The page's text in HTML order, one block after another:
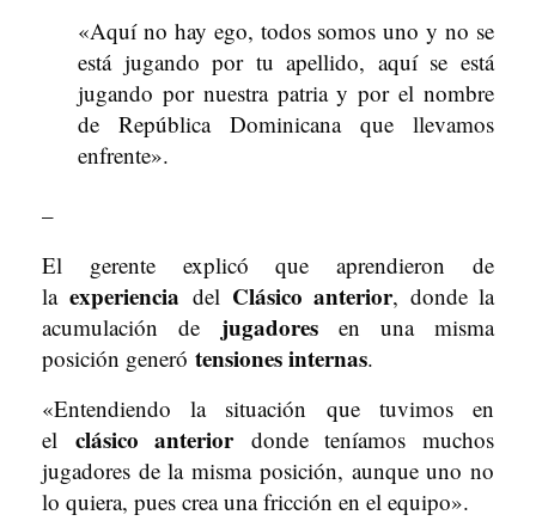
«Aquí no hay ego, todos somos uno y no se
está jugando por tu apellido, aquí se está
jugando por nuestra patria y por el nombre
de República Dominicana que llevamos
enfrente».
–
El gerente explicó que aprendieron de
laexperiencia del Clásico anterior, donde la
acumulación de jugadoresen una misma
posición generó tensiones internas.
«Entendiendo la situación que tuvimos en
el clásico anteriordonde teníamos muchos
jugadores de la misma posición, aunque uno no
lo quiera, pues crea una fricción en el equipo».